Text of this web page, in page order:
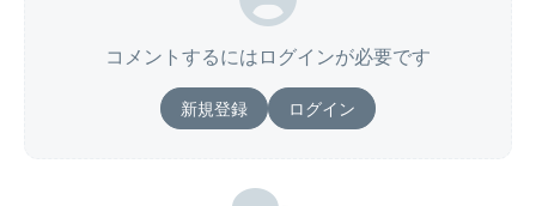
コメントするにはログインが必要です
新規登録 ログイン